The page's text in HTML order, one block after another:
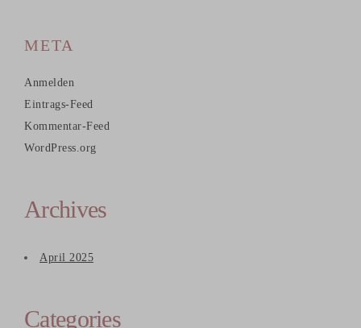
META
Anmelden
Eintrags-Feed
Kommentar-Feed
WordPress.org
Archives
April 2025
Categories